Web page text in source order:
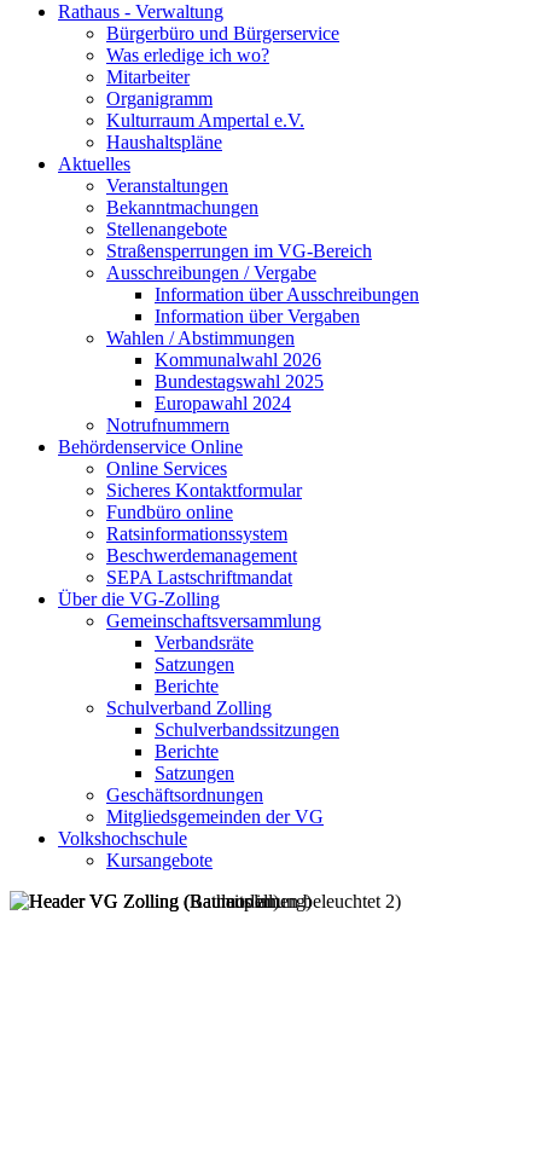
Rathaus - Verwaltung
Bürgerbüro und Bürgerservice
Was erledige ich wo?
Mitarbeiter
Organigramm
Kulturraum Ampertal e.V.
Haushaltspläne
Aktuelles
Veranstaltungen
Bekanntmachungen
Stellenangebote
Straßensperrungen im VG-Bereich
Ausschreibungen / Vergabe
Information über Ausschreibungen
Information über Vergaben
Wahlen / Abstimmungen
Kommunalwahl 2026
Bundestagswahl 2025
Europawahl 2024
Notrufnummern
Behördenservice Online
Online Services
Sicheres Kontaktformular
Fundbüro online
Ratsinformationssystem
Beschwerdemanagement
SEPA Lastschriftmandat
Über die VG-Zolling
Gemeinschaftsversammlung
Verbandsräte
Satzungen
Berichte
Schulverband Zolling
Schulverbandssitzungen
Berichte
Satzungen
Geschäftsordnungen
Mitgliedsgemeinden der VG
Volkshochschule
Kursangebote